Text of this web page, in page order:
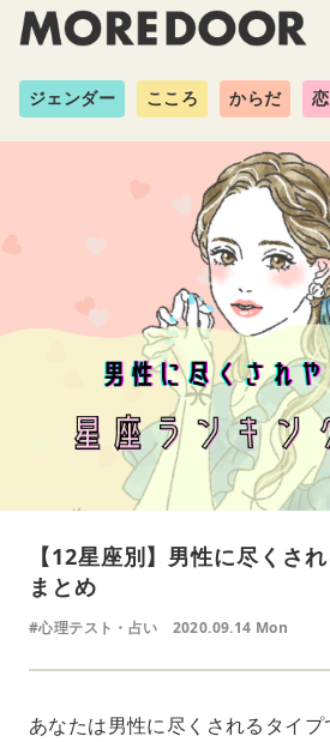
ジェンダー こころ からだ
【12星座別】男性に尽くさ
まとめ
#心理テスト・占い 2020.09.14 Mon
あなたは男性に尽くされるタイプ